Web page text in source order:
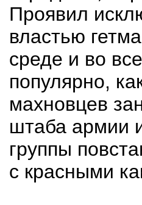
Проявил
властью
среде и во
популярно,
махновцев
штаба армии
группы
с красными